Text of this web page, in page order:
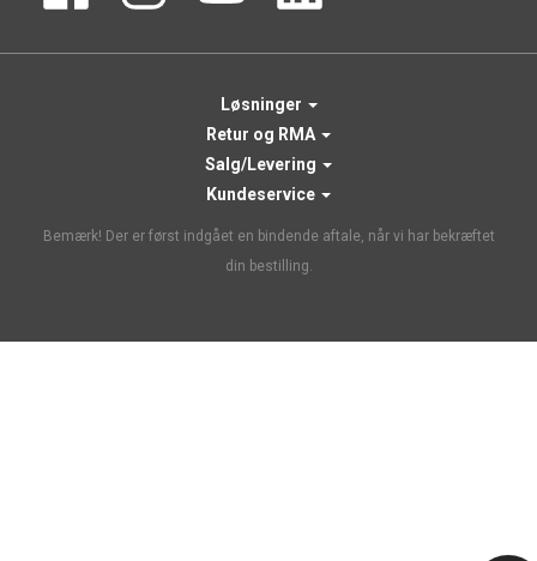
Løsninger
Retur og RMA
Salg/Levering
Kundeservice
Bemærk! Der er først indgået en bindende aftale, når vi har bekræftet
din bestilling.